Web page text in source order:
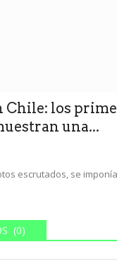
Chile: los
una...
escrutados, se
(0)